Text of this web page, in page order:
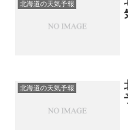
北海道の天気予報
北海道の天気予報